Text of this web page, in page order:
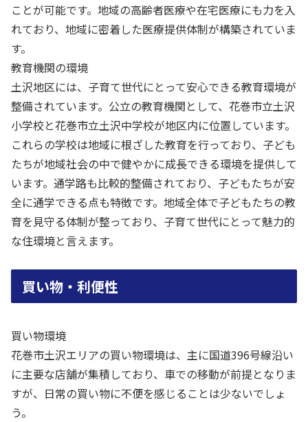
ことが可能です。地域の高齢者医療や在宅医療にも力を入
れており、地域に密着した医療提供体制が構築されていま
す。
教育機関の環境
土沢地区には、子育て世代にとって安心できる教育環境が
整備されています。公立の教育機関として、花巻市立土沢
小学校と花巻市立土沢中学校が地区内に位置しています。
これらの学校は地域に根ざした教育を行っており、子ども
たちが地域社会の中で健やかに成長できる環境を提供して
います。通学路も比較的整備されており、子どもたちが安
全に通学できる点も特徴です。地域全体で子どもたちの教
育を見守る体制が整っており、子育て世代にとって魅力的
な住環境と言えます。
買い物・利便性
買い物環境
花巻市土沢エリアの買い物環境は、主に国道396号線沿い
に主要な店舗が集積しており、車での移動が前提となりま
すが、日常の買い物に不便を感じることは少ないでしょ
う。